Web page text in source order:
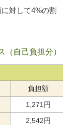
対して4%の割
（自己負担分）
負担額
1,271円
2,542円